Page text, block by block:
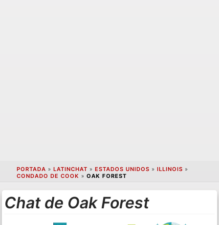
PORTADA » LATINCHAT » ESTADOS UNIDOS » ILLINOIS »
CONDADO DE COOK » OAK FOREST
Chat de Oak Forest